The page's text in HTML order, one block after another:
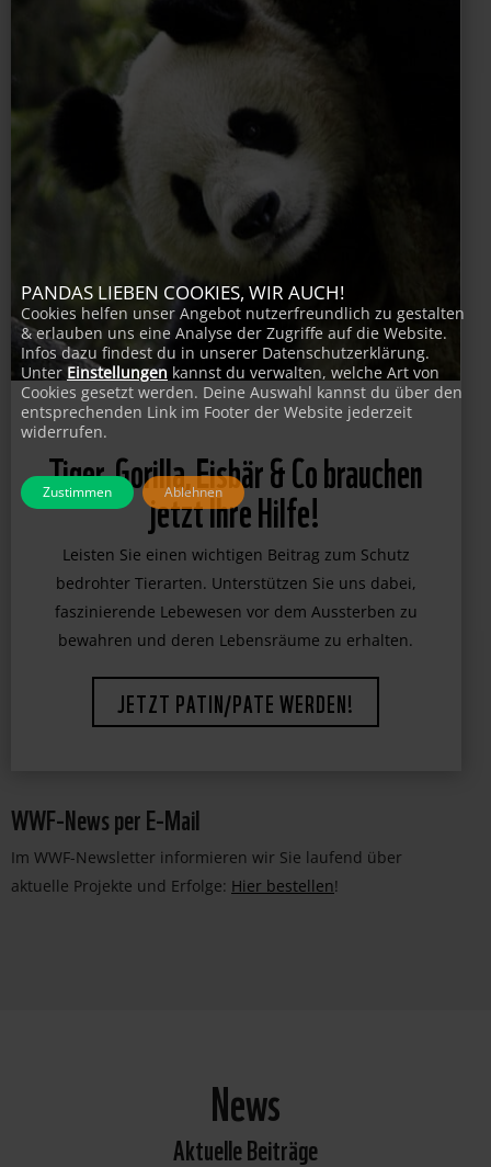
Tiger, Gorilla, Eisbär & Co brauchen
jetzt Ihre Hilfe!
Leisten Sie einen wichtigen Beitrag zum Schutz
bedrohter Tierarten. Unterstützen Sie uns dabei,
faszinierende Lebewesen vor dem Aussterben zu
bewahren und deren Lebensräume zu erhalten.
JETZT PATIN/PATE WERDEN!
WWF-News per E-Mail
Im WWF-Newsletter informieren wir Sie laufend über
aktuelle Projekte und Erfolge: Hier bestellen!
News
Aktuelle Beiträge
PANDAS LIEBEN COOKIES, WIR AUCH!
Cookies helfen unser Angebot nutzerfreundlich zu gestalten
& erlauben uns eine Analyse der Zugriffe auf die Website.
Infos dazu findest du in unserer Datenschutzerklärung.
Unter Einstellungen kannst du verwalten, welche Art von
Cookies gesetzt werden. Deine Auswahl kannst du über den
entsprechenden Link im Footer der Website jederzeit
widerrufen.
Zustimmen Ablehnen